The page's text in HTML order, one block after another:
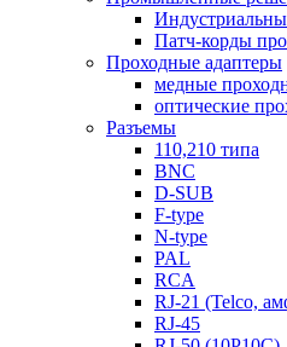
Патч-корды
Проходные адаптеры
медные
оптические
Разъемы
110,210 типа
BNC
D-SUB
F-type
N-type
PAL
RCA
RJ-21 (Telco,
RJ-45